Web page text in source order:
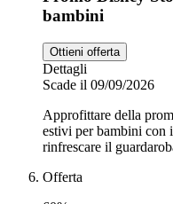
bambini
Ottieni offerta
Dettagli
Scade il 09/09/2026
Approfittare della
estivi per bambini con
rinfrescare il
Offerta